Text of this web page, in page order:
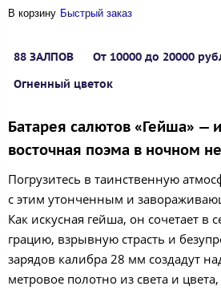
В корзину Быстрый заказ
88 ЗАЛПОВ
От 10000 до 20000
Огненный цветок
Батарея салютов «Гейша» —
восточная поэма в ночном
Погрузитесь в таинственную
с этим утонченным и
Как искусная гейша, он сочетает в
грацию, взрывную страсть и
зарядов калибра 28 мм создадут
метровое полотно из света и